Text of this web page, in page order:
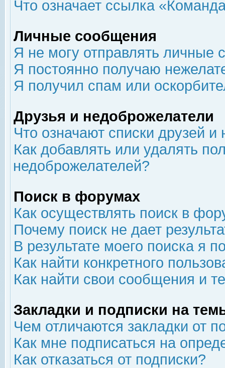
Что означает ссылка
Личные сообщения
Я не могу отправлять личные
Я постоянно получаю
Я получил спам или
Друзья и недоброжелатели
Что означают списки друзей
Как добавлять или удалять
недоброжелателей?
Поиск в форумах
Как осуществлять поиск в
Почему поиск не дает
В результате моего поиска я
Как найти конкретного
Как найти свои сообщения и
Закладки и подписки на
Чем отличаются закладки от
Как мне подписаться на
Как отказаться от подписки?